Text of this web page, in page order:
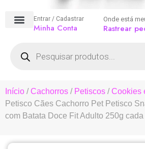
Entrar / Cadastrar
Minha Conta
Onde está
Rastrear
Início /Cachorros / Petiscos /Cookies
Petisco Cães Cachorro Pet Petisco
com Batata Doce Fit Adulto 250g cada